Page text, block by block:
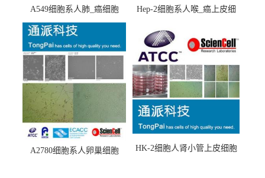
A549细胞系人肺_癌细胞
(A549细胞)
Hep-2细胞系人喉_癌上皮细
A2780细胞系人卵巢细胞
HK-2细胞人肾小管上皮细胞